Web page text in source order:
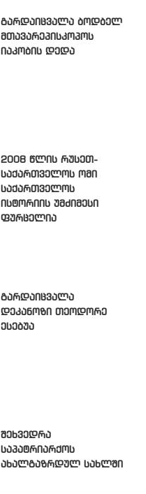
გარდაიცვალა ბოდბელ
მთავარეპისკოპოს
იაკობის დედა
2008 წლის რუსეთ-
საქართველოს ომი
საქართველოს
ისტორიის უმძიმესი
ფურცელია
გარდაიცვალა
დეკანოზი თეოდორე
ესებუა
შეხვედრა
საპატრიარქოს
ახალგაზრდულ სახლში